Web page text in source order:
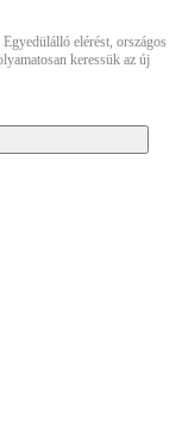
elérést, országos
keressük az új